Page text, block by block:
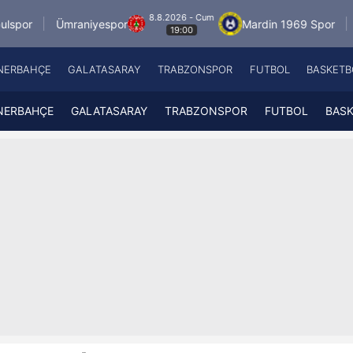
8.8.2026 - Cum
19:00
Mardin 1969 Spor Özbelsan
Fenerbahçe
Galatasaray
A
GALATASARAY TRABZONSPOR FUTBOL
GALATASARAY TRABZONSPOR FUTBOL